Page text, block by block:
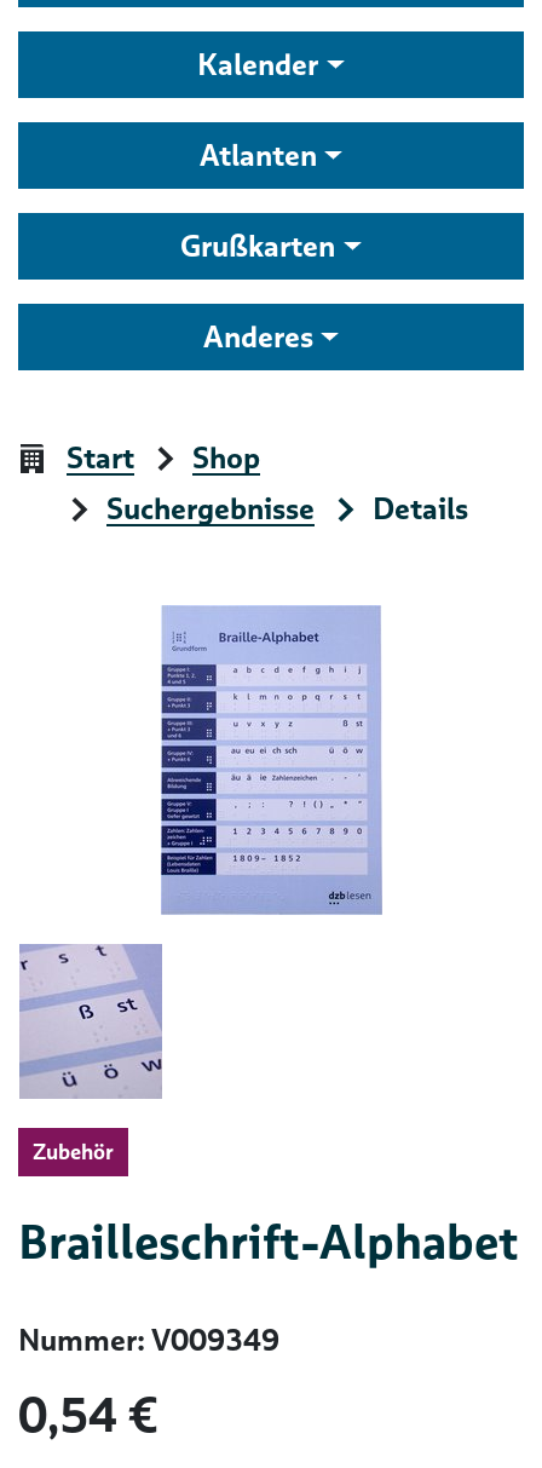
Kalender
Atlanten
Grußkarten
Anderes
Start
Shop
Suchergebnisse
Details
Zubehör
Brailleschrift-Alphabet
Nummer: V009349
0,54 €